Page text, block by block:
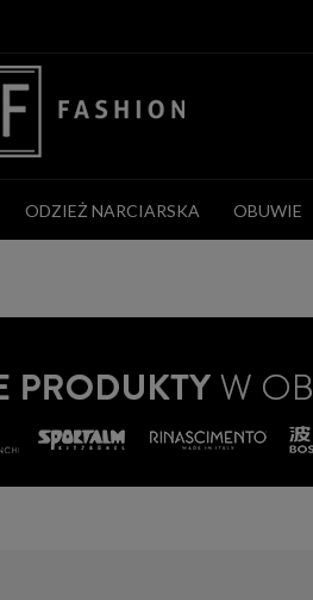
ODZIEŻ NARCIARSKA OBUWIE